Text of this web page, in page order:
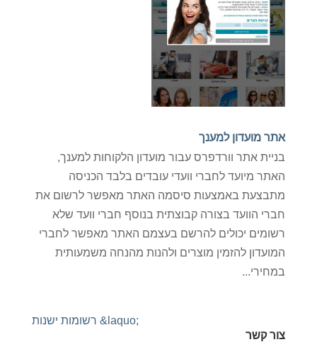
אתר מועדון למענך
בניית אתר וורדפרס עבור מועדון הלקוחות למענך,
האתר מיועד לחברי וועדי עובדים בלבד הכניסה
מתבצעת באמצעות סיסמה האתר מאפשר לרשום את
חברי הוועד בצורה קבוצתית בנוסף חברי וועד שלא
רשומים יכולים להרשם בעצמם האתר מאפשר לחברי
המועדון להזמין מוצרים ולהנות מהנחה משמעותית
במחירי...
צור קשר